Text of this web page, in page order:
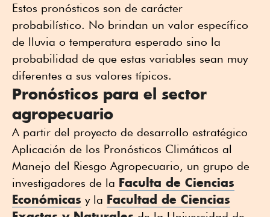
Estos pronósticos son de carácter
probabilístico. No brindan un valor específico
de lluvia o temperatura esperado sino la
probabilidad de que estas variables sean muy
diferentes a sus valores típicos.
Pronósticos para el sector
agropecuario
A partir del proyecto de desarrollo estratégico
Aplicación de los Pronósticos Climáticos al
Manejo del Riesgo Agropecuario, un grupo de
investigadores de la Faculta de Ciencias
Económicas y la Facultad de Ciencias